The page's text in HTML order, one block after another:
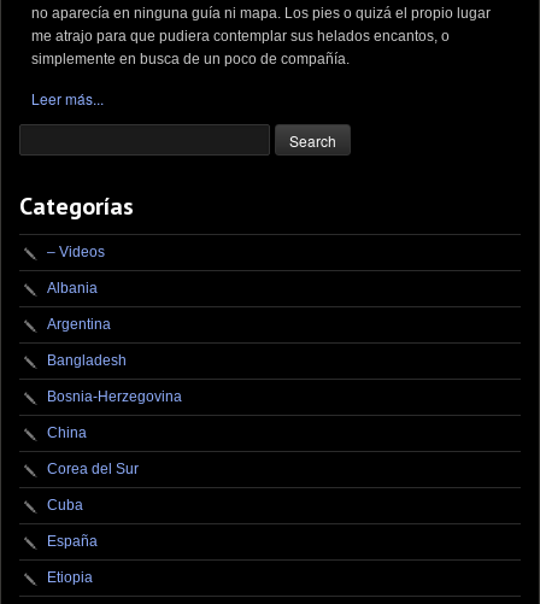
no aparecía en ninguna guía ni mapa. Los pies o quizá el propio lugar
me atrajo para que pudiera contemplar sus helados encantos, o
simplemente en busca de un poco de compañía.
Leer más...
Categorías
– Videos
Albania
Argentina
Bangladesh
Bosnia-Herzegovina
China
Corea del Sur
Cuba
España
Etiopia